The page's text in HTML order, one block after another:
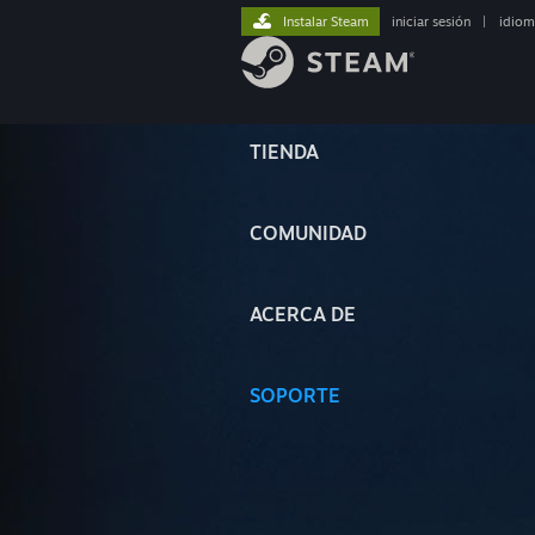
TIENDA
COMUNIDAD
ACERCA DE
SOPORTE
Instalar Steam iniciar sesión